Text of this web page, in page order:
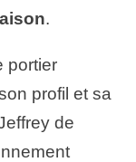
.
portier
profil et sa
de